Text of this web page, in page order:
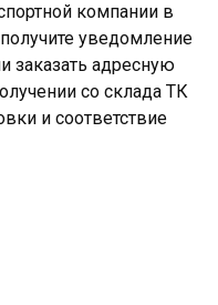
компании в
уведомление
заказать адресную
со склада ТК
и соответствие